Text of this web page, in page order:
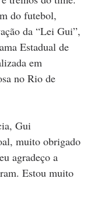
do futebol,
da “Lei Gui”,
Estadual de
em
no Rio de
Gui
muito obrigado
agradeço a
Estou muito